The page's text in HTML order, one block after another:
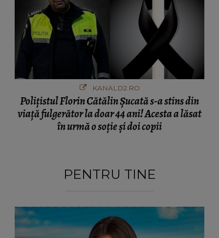
KANALD2.RO
Polițistul Florin Cătălin Șucată s-a stins din
viață fulgerător la doar 44 ani! Acesta a lăsat
în urmă o soție și doi copii
PENTRU TINE